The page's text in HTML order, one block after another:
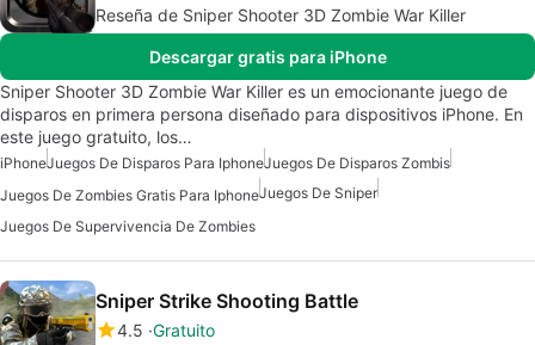
Reseña de Sniper Shooter 3D Zombie War Killer
Descargar gratis para iPhone
Sniper Shooter 3D Zombie War Killer es un emocionante juego de
disparos en primera persona diseñado para dispositivos iPhone. En
este juego gratuito, los…
iPhoneJuegos De Disparos Para IphoneJuegos De Disparos Zombis
Juegos De Zombies Gratis Para IphoneJuegos De Sniper
Juegos De Supervivencia De Zombies
Sniper Strike Shooting Battle
4.5 Gratuito